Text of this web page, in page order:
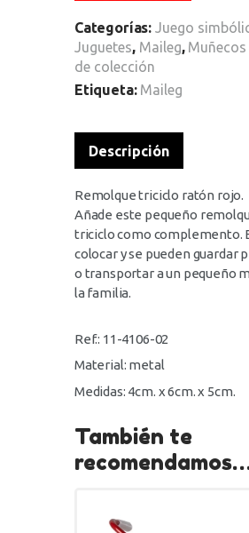
Categorías: Juego
Juguetes, Maileg,
de colección
Etiqueta: Maileg
Descripción
Remolque triciclo ratón rojo.
Añade este pequeño
triciclo como complemento.
colocar y se pueden guardar
o transportar a un pequeño
la familia.
Ref.: 11-4106-02
Material: metal
Medidas: 4cm. x 6cm. x 5cm.
También te